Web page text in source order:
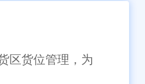
区货位管理，为